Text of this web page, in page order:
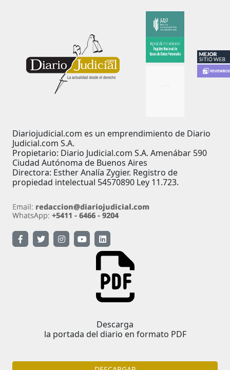
Diariojudicial.com es un emprendimiento de Diario
Judicial.com S.A.
Propietario: Diario Judicial.com S.A. Amenábar 590
Ciudad Autónoma de Buenos Aires
Directora: Esther Analía Zygier. Registro de
propiedad intelectual 54570890 Ley 11.723.
Descarga
la portada del diario en formato PDF